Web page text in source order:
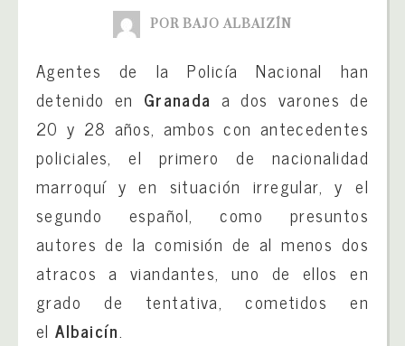
POR BAJO ALBAIZÍN
Agentes de la Policía Nacional han
detenido en Granada a dos varones de
20 y 28 años, ambos con antecedentes
policiales, el primero de nacionalidad
marroquí y en situación irregular, y el
segundo español, como presuntos
autores de la comisión de al menos dos
atracos a viandantes, uno de ellos en
grado de tentativa, cometidos en
elAlbaicín.